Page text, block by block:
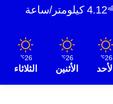
4.12 كيلومتر/ساعة
26
℃
الأحد
26
℃
الأثنين
26
℃
الثلاثاء